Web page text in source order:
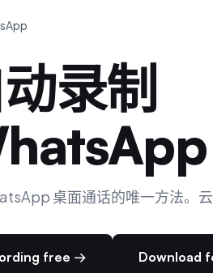
录制
桌面通话的唯一方法。
free → Download